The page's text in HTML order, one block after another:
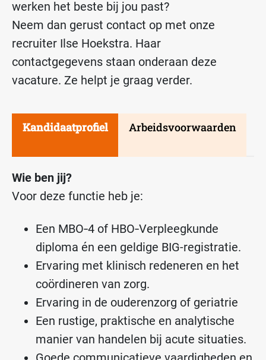
werken het beste bij jou past?
Neem dan gerust contact op met onze
recruiter Ilse Hoekstra. Haar
contactgegevens staan onderaan deze
vacature. Ze helpt je graag verder.
Kandidaatprofiel Arbeidsvoorwaarden
Wie ben jij?
Voor deze functie heb je:
Een MBO‑4 of HBO‑Verpleegkunde
diploma én een geldige BIG-registratie.
Ervaring met klinisch redeneren en het
coördineren van zorg.
Ervaring in de ouderenzorg of geriatrie
Een rustige, praktische en analytische
manier van handelen bij acute situaties.